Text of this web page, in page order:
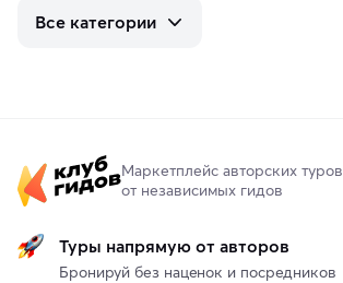
Все категории
Маркетплейс авторских туров
от независимых гидов
Туры напрямую от авторов
Бронируй без наценок и посредников